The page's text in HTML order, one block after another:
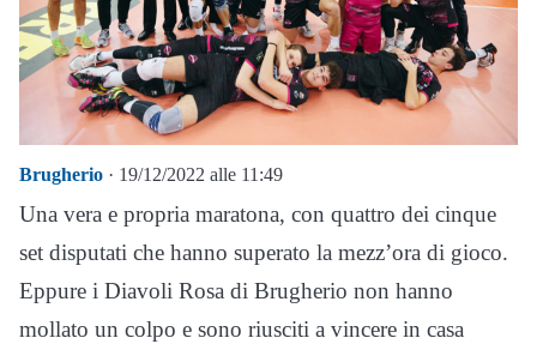
Brugherio · 19/12/2022 alle 11:49
Una vera e propria maratona, con quattro dei cinque
set disputati che hanno superato la mezz’ora di gioco.
Eppure i Diavoli Rosa di Brugherio non hanno
mollato un colpo e sono riusciti a vincere in casa